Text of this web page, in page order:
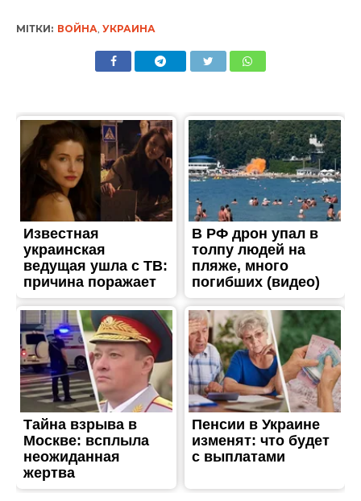
МІТКИ: ВОЙНА УКРАИНА